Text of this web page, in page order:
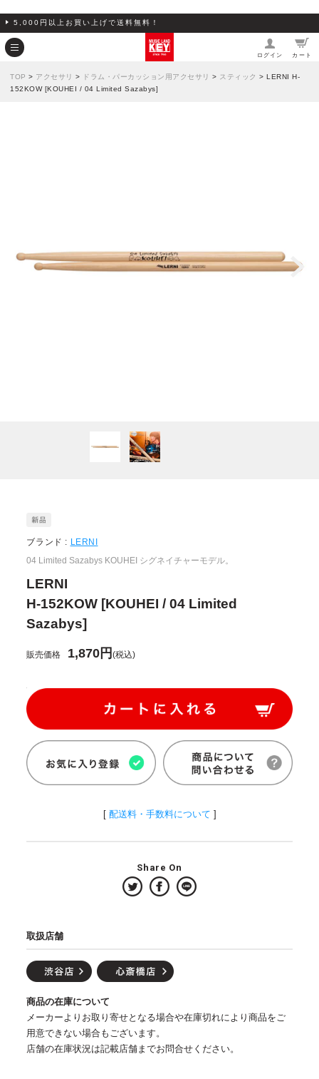
5,000円以上お買い上げで送料無料！
ログイン カート
TOP > アクセサリ > ドラム・パーカッション用アクセサリ > スティック > LERNI H-
152KOW [KOUHEI / 04 Limited Sazabys]
ブランド : LERNI
04 Limited Sazabys KOUHEI シグネイチャーモデル。
LERNI
H-152KOW [KOUHEI / 04 Limited
Sazabys]
販売価格 1,870円(税込)
[ 配送料・手数料について ]
Share On
取扱店舗
商品の在庫について
メーカーよりお取り寄せとなる場合や在庫切れにより商品をご
用意できない場合もございます。
店舗の在庫状況は記載店舗までお問合せください。